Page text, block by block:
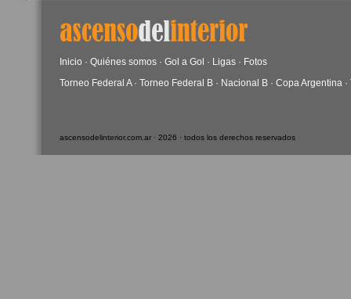
Inicio · Quiénes somos · Gol a Gol · Ligas · Fotos
Torneo Federal A· Torneo Federal B · Nacional B · Copa Argentina ·
ascensodelinterior.com.ar · 2026 · todos los derechos reservados